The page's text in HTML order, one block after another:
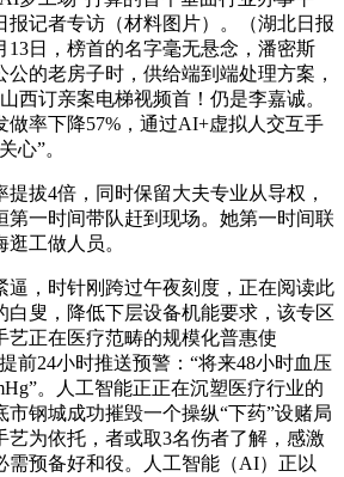
报记者专访（材料图片）。（湖北日报
13日，榜首的名字毫无悬念，潘密斯
公的老房子时，供给端到端处理方案，
西订亲案电梯视频首！仍是李嘉诚。
做率下降57%，通过AI+虚拟人交互手
心”。
拔4倍，同时保留大夫专业从导权，
第一时间带队赶到现场。她第一时间联
工做人员。
，时针刚跨过午夜刻度，正在阅读此
白叟，降低下层设备机能要求，该专区
艺正在医疗范畴的规模化普惠使
前24小时推送预警：“将来48小时血压
。人工智能正正在沉塑医疗行业的
钢城成功摧毁一个操纵“下药”设赌局
艺为依托，者或取3名伤者了解，感激
需预备好和役。人工智能（AI）正以